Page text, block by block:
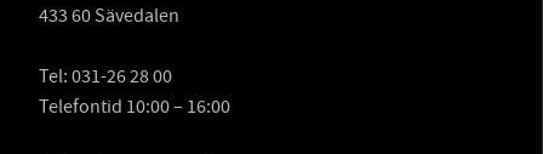
433 60 Sävedalen
Tel: 031-26 28 00
Telefontid 10:00 – 16:00